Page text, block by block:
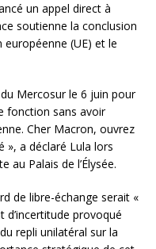
un appel direct à
soutienne la conclusion
européenne (UE) et le
Mercosur le 6 juin pour
fonction sans avoir
Cher Macron, ouvrez
a déclaré Lula lors
au Palais de l’Élysée.
de libre-échange serait «
d’incertitude provoqué
repli unilatéral sur la